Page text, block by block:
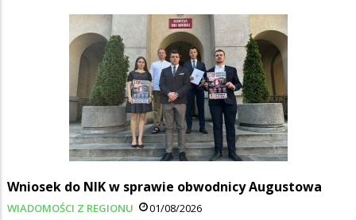
Wniosek do NIK w sprawie obwodnicy Augustowa
WIADOMOŚCI Z REGIONU 01/08/2026